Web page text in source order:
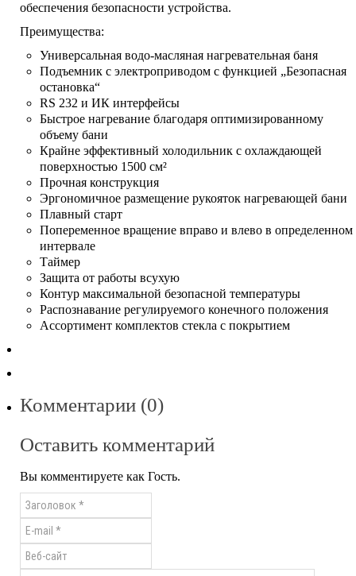
обеспечения безопасности устройства.
Преимущества:
Универсальная водо-масляная нагревательная баня
Подъемник с электроприводом с функцией „Безопасная
остановка“
RS 232 и ИК интерфейсы
Быстрое нагревание благодаря оптимизированному
объему бани
Крайне эффективный холодильник с охлаждающей
поверхностью 1500 см²
Прочная конструкция
Эргономичное размещение рукояток нагревающей бани
Плавный старт
Попеременное вращение вправо и влево в определенном
интервале
Таймер
Защита от работы всухую
Контур максимальной безопасной температуры
Распознавание регулируемого конечного положения
Ассортимент комплектов стекла с покрытием
Комментарии (0)
Оставить комментарий
Вы комментируете как Гость.